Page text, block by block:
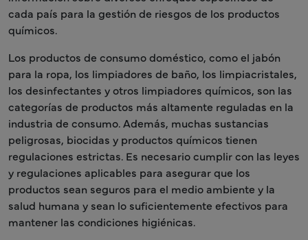
cada país para la gestión de riesgos de los productos
químicos.
Los productos de consumo doméstico, como el jabón
para la ropa, los limpiadores de baño, los limpiacristales,
los desinfectantes y otros limpiadores químicos, son las
categorías de productos más altamente reguladas en la
industria de consumo. Además, muchas sustancias
peligrosas, biocidas y productos químicos tienen
regulaciones estrictas. Es necesario cumplir con las leyes
y regulaciones aplicables para asegurar que los
productos sean seguros para el medio ambiente y la
salud humana y sean lo suficientemente efectivos para
mantener las condiciones higiénicas.